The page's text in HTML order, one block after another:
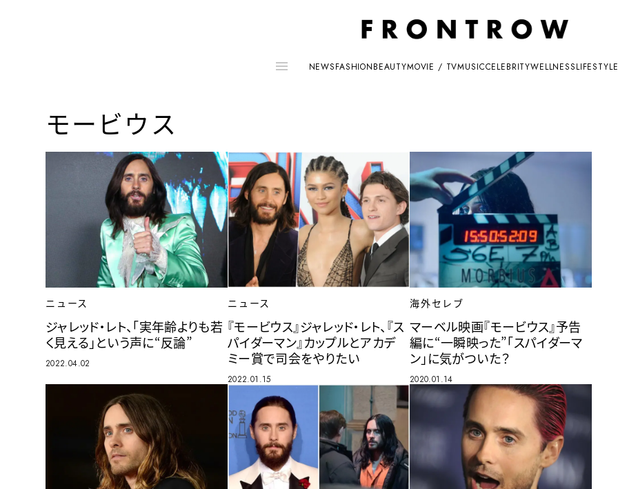
NEWSFASHIONBEAUTYMOVIE / TVMUSICCELEBRITYWELLNESSLIFESTYLE
モービウス
ニュース
ジャレッド・レト、「実年齢よりも若
く見える」という声に“反論”
2022.04.02
ニュース
『モービウス』ジャレッド・レト、『ス
パイダーマン』カップルとアカデ
ミー賞で司会をやりたい
2022.01.15
海外セレブ
マーベル映画『モービウス』予告
編に“一瞬映った”「スパイダーマ
ン」に気がついた？
2020.01.14